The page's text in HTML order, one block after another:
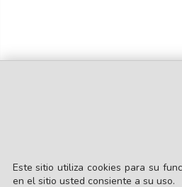
Este sitio utiliza cookies para su
en el sitio usted consiente a su uso.